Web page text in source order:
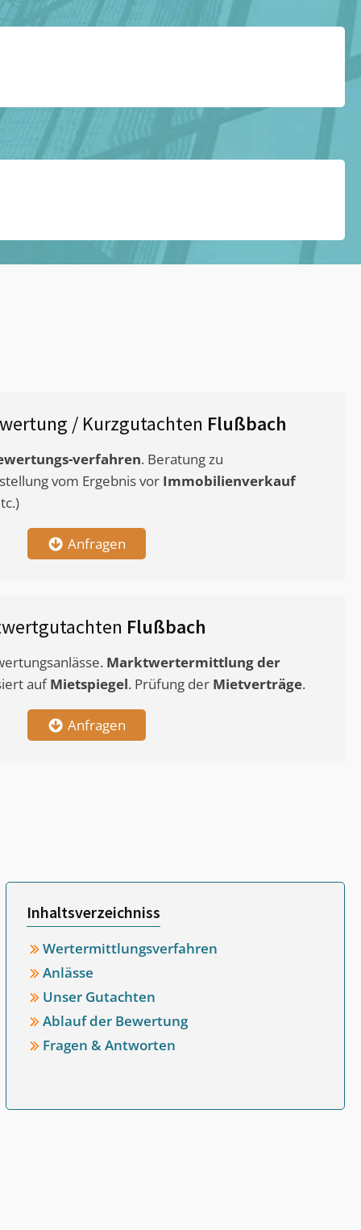
/ Kurzgutachten Flußbach
verfahren. Beratung zu
vom Ergebnis vor Immobilienverkauf
Anfragen
Flußbach
Marktwertermittlungder
aufMietspiegel. Prüfung der Mietverträge.
Anfragen
Inhaltsverzeichniss
Wertermittlungsverfahren
Anlässe
Unser Gutachten
Ablauf der Bewertung
Fragen & Antworten